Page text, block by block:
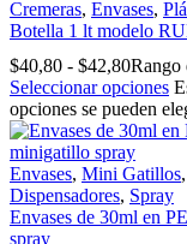
Cremeras, Envases,
Botella 1 lt modelo
$40,80 - $42,80Rango
Seleccionar opciones
opciones se pueden
Envases, Mini Gatillos,
Dispensadores, Spray
Envases de 30ml en
spray